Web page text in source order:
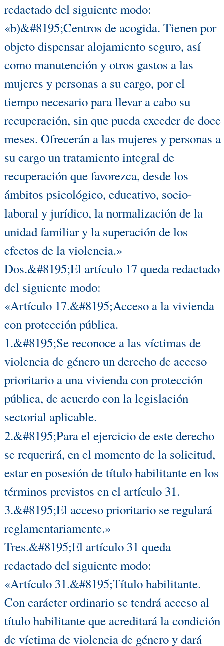
redactado del siguiente modo:
«b)&#8195;Centros de acogida. Tienen por
objeto dispensar alojamiento seguro, así
como manutención y otros gastos a las
mujeres y personas a su cargo, por el
tiempo necesario para llevar a cabo su
recuperación, sin que pueda exceder de doce
meses. Ofrecerán a las mujeres y personas a
su cargo un tratamiento integral de
recuperación que favorezca, desde los
ámbitos psicológico, educativo, socio-
laboral y jurídico, la normalización de la
unidad familiar y la superación de los
efectos de la violencia.»
Dos.&#8195;El artículo 17 queda redactado
del siguiente modo:
«Artículo 17.&#8195;Acceso a la vivienda
con protección pública.
1.&#8195;Se reconoce a las víctimas de
violencia de género un derecho de acceso
prioritario a una vivienda con protección
pública, de acuerdo con la legislación
sectorial aplicable.
2.&#8195;Para el ejercicio de este derecho
se requerirá, en el momento de la solicitud,
estar en posesión de título habilitante en los
términos previstos en el artículo 31.
3.&#8195;El acceso prioritario se regulará
reglamentariamente.»
Tres.&#8195;El artículo 31 queda
redactado del siguiente modo:
«Artículo 31.&#8195;Título habilitante.
Con carácter ordinario se tendrá acceso al
título habilitante que acreditará la condición
de víctima de violencia de género y dará